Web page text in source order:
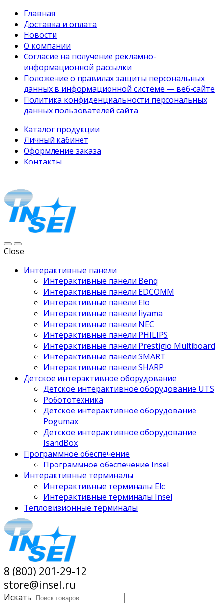
Главная
Доставка и оплата
Новости
О компании
Согласие на получение рекламно-
информационной рассылки
Положение о правилах защиты персональных
данных в информационной системе — веб-сайте
Политика конфиденциальности персональных
данных пользователей сайта
Каталог продукции
Личный кабинет
Оформление заказа
Контакты
Close
Интерактивные панели
Интерактивные панели Benq
Интерактивные панели EDCOMM
Интерактивные панели Elo
Интерактивные панели Iiyama
Интерактивные панели NEC
Интерактивные панели PHILIPS
Интерактивные панели Prestigio Multiboard
Интерактивные панели SMART
Интерактивные панели SHARP
Детское интерактивное оборудование
Детское интерактивное оборудование UTS
Робототехника
Детское интерактивное оборудование
Pogumax
Детское интерактивное оборудование
IsandBox
Программное обеспечение
Программное обеспечение Insel
Интерактивные терминалы
Интерактивные терминалы Elo
Интерактивные терминалы Insel
Тепловизионные терминалы
8 (800) 201-29-12
store@insel.ru
Искать